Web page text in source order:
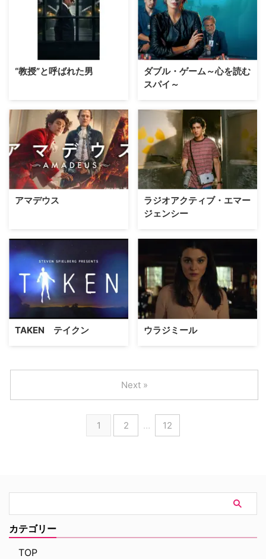
“教授”と呼ばれた男
ダブル・ゲーム～心を読む
スパイ～
アマデウス
ラジオアクティブ・エマー
ジェンシー
TAKEN テイクン ウラジミール
1 2 … 12
Next »
カテゴリー
TOP